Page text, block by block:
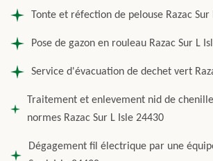
Tonte et réfection de pelouse Razac Sur
Pose de gazon en rouleau Razac Sur L
Service d'évacuation de dechet vert
Traitement et enlevement nid de
normes Razac Sur L Isle 24430
Dégagement fil électrique par une